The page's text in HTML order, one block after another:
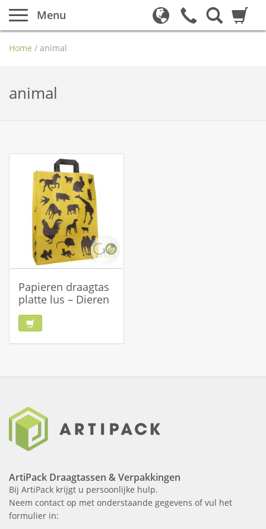
Menu
Home / animal
animal
Papieren draagtas
platte lus – Dieren
ArtiPack Draagtassen & Verpakkingen
Bij ArtiPack krijgt u persoonlijke hulp.
Neem contact op met onderstaande gegevens of vul het
formulier in: